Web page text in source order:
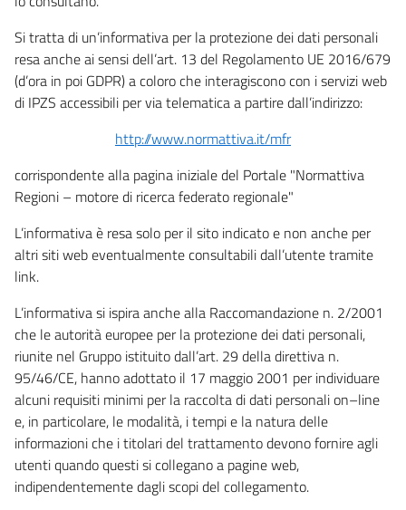
Si tratta di un’informativa per la protezione dei dati personali
resa anche ai sensi dell’art. 13 del Regolamento UE 2016/679
(d’ora in poi GDPR) a coloro che interagiscono con i servizi web
di IPZS accessibili per via telematica a partire dall’indirizzo:
http://www.normattiva.it/mfr
corrispondente alla pagina iniziale del Portale "Normattiva
Regioni – motore di ricerca federato regionale"
L’informativa è resa solo per il sito indicato e non anche per
altri siti web eventualmente consultabili dall’utente tramite
link.
L’informativa si ispira anche alla Raccomandazione n. 2/2001
che le autorità europee per la protezione dei dati personali,
riunite nel Gruppo istituito dall’art. 29 della direttiva n.
95/46/CE, hanno adottato il 17 maggio 2001 per individuare
alcuni requisiti minimi per la raccolta di dati personali on–line
e, in particolare, le modalità, i tempi e la natura delle
informazioni che i titolari del trattamento devono fornire agli
utenti quando questi si collegano a pagine web,
indipendentemente dagli scopi del collegamento.